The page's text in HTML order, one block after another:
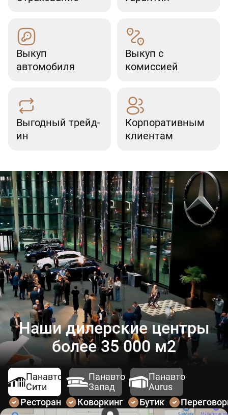
Выкуп
автомобиля
Выкуп с
комиссией
Выгодный трейд-
ин
Корпоративным
клиентам
Наши дилерские центры
более 35 000 м2
Панавто
Сити
Панавто
Запад
Панавто
Aurus
Ресторан
Коворкинг Бутик